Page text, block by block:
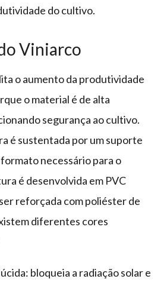
do cultivo.
Viniarco
o aumento da produtividade
o material é de alta
segurança ao cultivo.
é sustentada por um suporte
necessário para o
é desenvolvida em PVC
reforçada com poliéster de
diferentes cores
bloqueia a radiação solar e